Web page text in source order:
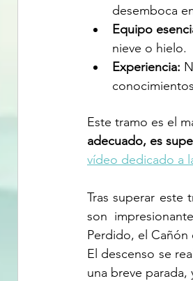
desemboca
Equipo
nieve o hielo.
Experiencia:
Este tramo es el
adecuado, es
vídeo dedicado a
Tras superar este
son
Perdido, el
El descenso se
una breve